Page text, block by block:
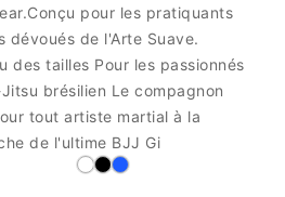
pour les pratiquants
dévoués de l'Arte Suave.
des tailles Pour les passionnés
brésilien Le compagnon
tout artiste martial à la
de l'ultime BJJ Gi